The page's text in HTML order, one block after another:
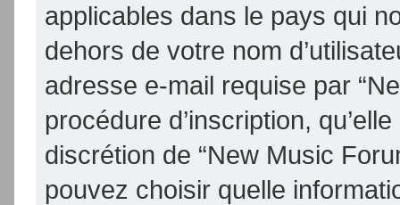
applicables dans le pays qui
dehors de votre nom
adresse e-mail requise par
procédure d’inscription,
discrétion de “New Music
pouvez choisir quelle